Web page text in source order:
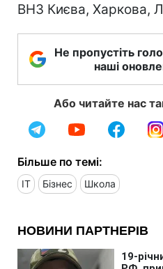
ВНЗ Києва, Харкова,
Не пропустіть
наші
Або читайте нас
Більше по темі:
IT Бізнес Школа